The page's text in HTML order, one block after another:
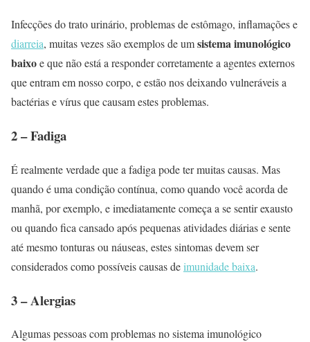
Infecções do trato urinário, problemas de estômago, inflamações e
diarreia, muitas vezes são exemplos de umsistema imunológico
baixoe que não está a responder corretamente a agentes externos
que entram em nosso corpo, e estão nos deixando vulneráveis a
bactérias e vírus que causam estes problemas.
2 – Fadiga
É realmente verdade que a fadiga pode ter muitas causas. Mas
quando é uma condição contínua, como quando você acorda de
manhã, por exemplo, e imediatamente começa a se sentir exausto
ou quando fica cansado após pequenas atividades diárias e sente
até mesmo tonturas ou náuseas, estes sintomas devem ser
considerados como possíveis causas deimunidade baixa.
3 – Alergias
Algumas pessoas com problemas no sistema imunológico